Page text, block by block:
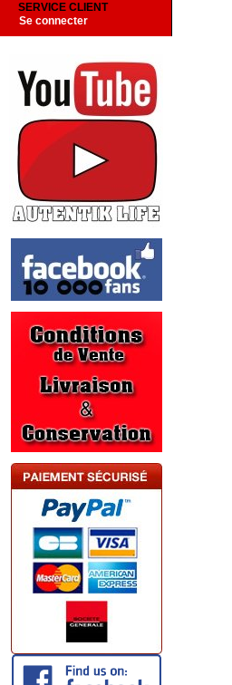
SERVICE CLIENT
Se connecter